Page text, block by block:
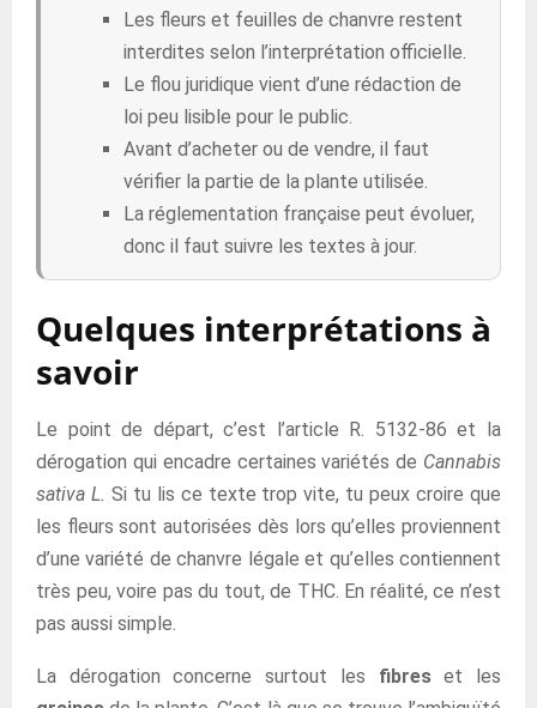
Les fleurs et feuilles de chanvre restent
interdites selon l’interprétation officielle.
Le flou juridique vient d’une rédaction de
loi peu lisible pour le public.
Avant d’acheter ou de vendre, il faut
vérifier la partie de la plante utilisée.
La réglementation française peut évoluer,
donc il faut suivre les textes à jour.
Quelques interprétations à
savoir
Le point de départ, c’est l’article R. 5132-86 et la
dérogation qui encadre certaines variétés de Cannabis
sativa L. Si tu lis ce texte trop vite, tu peux croire que
les fleurs sont autorisées dès lors qu’elles proviennent
d’une variété de chanvre légale et qu’elles contiennent
très peu, voire pas du tout, de THC. En réalité, ce n’est
pas aussi simple.
La dérogation concerne surtout les fibreset les